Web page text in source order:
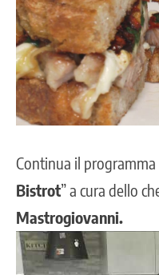
Continua il programma
Bistrot” a cura dello
Mastrogiovanni.